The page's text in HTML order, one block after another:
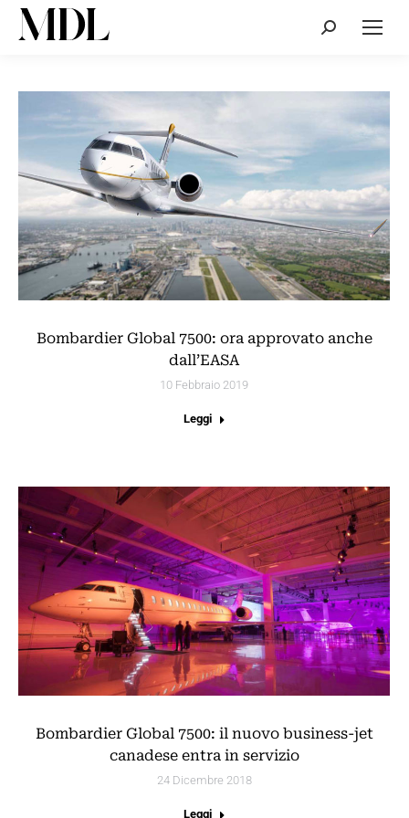
Cerca:
Bombardier Global 7500: ora approvato anche
dall’EASA
10 Febbraio 2019
Leggi
Bombardier Global 7500: il nuovo business-jet
canadese entra in servizio
24 Dicembre 2018
Leggi